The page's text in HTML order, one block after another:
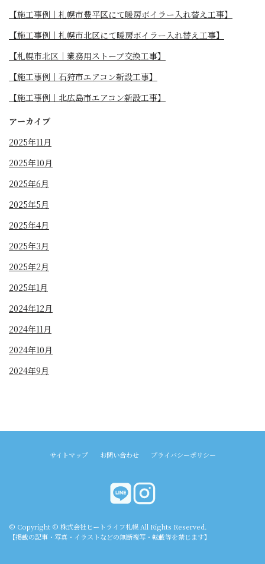
【施工事例｜札幌市豊平区にて暖房ボイラー入れ替え工事】
【施工事例｜札幌市北区にて暖房ボイラー入れ替え工事】
【札幌市北区｜業務用ストーブ交換工事】
【施工事例｜石狩市エアコン新設工事】
【施工事例｜北広島市エアコン新設工事】
アーカイブ
2025年11月
2025年10月
2025年6月
2025年5月
2025年4月
2025年3月
2025年2月
2025年1月
2024年12月
2024年11月
2024年10月
2024年9月
サイトマップ お問い合わせ プライバシーポリシー
© Copyright © 株式会社ヒートライフ札幌 All Rights Reserved.
【掲載の記事・写真・イラストなどの無断複写・転載等を禁じます】